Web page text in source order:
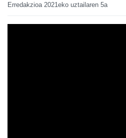
Erredakzioa 2021eko uztailaren 5a